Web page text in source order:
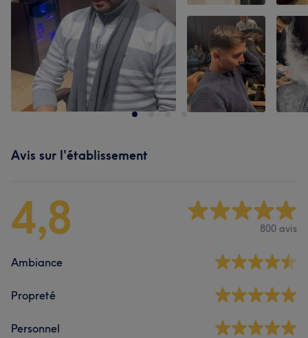
Avis sur l'établissement
4,8 800 avis
Ambiance
Propreté
Personnel